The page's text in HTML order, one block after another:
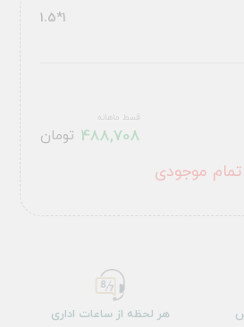
1*1.5
قسط ماهانه
488,708 تومان
موجودی
هر لحظه از ساعات اداری